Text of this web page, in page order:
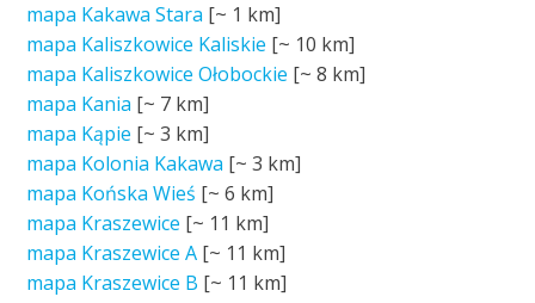
mapa Kakawa Stara [~ 1 km]
mapa Kaliszkowice Kaliskie [~ 10 km]
mapa Kaliszkowice Ołobockie [~8 km]
mapa Kania [~ 7 km]
mapa Kąpie [~3 km]
mapa Kolonia Kakawa [~3 km]
mapa Końska Wieś [~6 km]
mapa Kraszewice [~ 11 km]
mapa Kraszewice A [~ 11 km]
mapa Kraszewice B [~ 11 km]